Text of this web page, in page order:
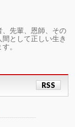
、先輩、恩師、その
として正しい生き
。
RSS